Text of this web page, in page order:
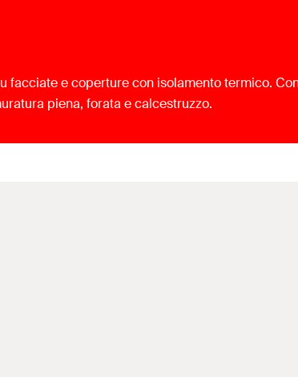
e coperture con isolamento termico.
piena, forata e calcestruzzo.